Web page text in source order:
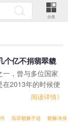
分类
个亿不捐翡翠貔
，曾与多位国家
在2013年的时候便
的成就更是不可计
阅读详情》
翡翠貔貅手链 貔貅净身